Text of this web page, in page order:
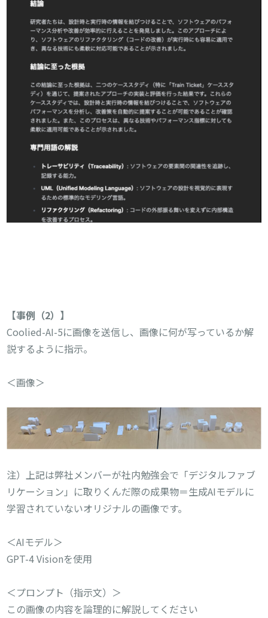
【事例（2）】
Coolied-AI-5に画像を送信し、画像に何が写っているか解
説するように指示。
＜画像＞
注）上記は弊社メンバーが社内勉強会で「デジタルファブ
リケーション」に取りくんだ際の成果物＝生成AIモデルに
学習されていないオリジナルの画像です。
＜AIモデル＞
GPT-4 Visionを使用
＜プロンプト（指示文）＞
この画像の内容を論理的に解説してください